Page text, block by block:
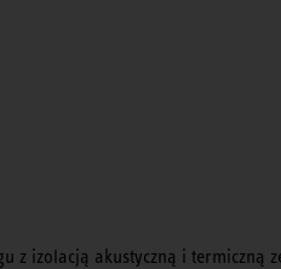
z izolacją akustyczną i termiczną